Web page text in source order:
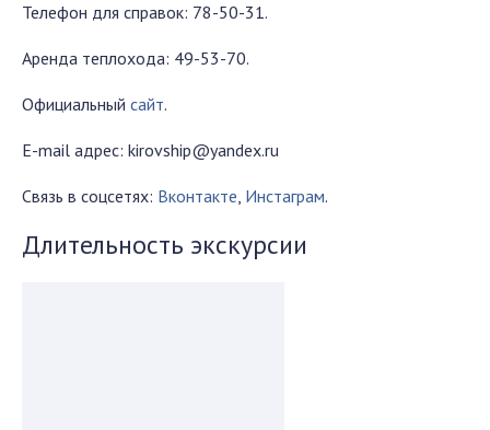
Телефон для справок: 78-50-31.
Аренда теплохода: 49-53-70.
Официальный сайт.
E-mail адрес: kirovship@yandex.ru
Связь в соцсетях: Вконтакте, Инстаграм.
Длительность экскурсии